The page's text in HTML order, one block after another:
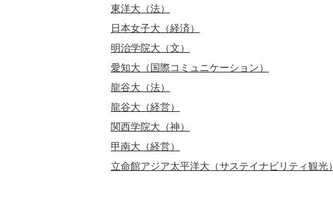
東洋大（法）
日本女子大（経済）
明治学院大（文）
愛知大（国際コミュニケーション）
龍谷大（法）
龍谷大（経営）
関西学院大（神）
甲南大（経営）
立命館アジア太平洋大（サステイナビリティ観光）